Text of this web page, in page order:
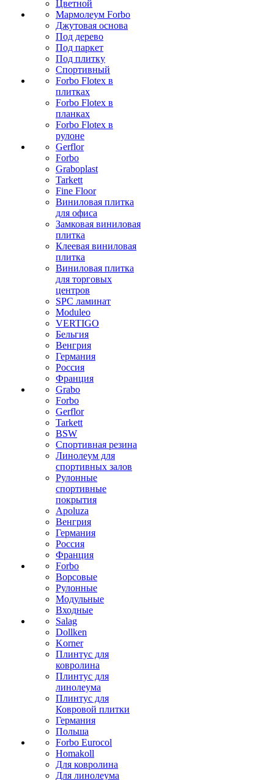
Цветной
Мармолеум Forbo
Джутовая основа
Под дерево
Под паркет
Под плитку
Спортивный
Forbo Flotex в
плитках
Forbo Flotex в
планках
Forbo Flotex в
рулоне
Gerflor
Forbo
Graboplast
Tarkett
Fine Floor
Виниловая плитка
для офиса
Замковая виниловая
плитка
Клеевая виниловая
плитка
Виниловая плитка
для торговых
центров
SPC ламинат
Moduleo
VERTIGO
Бельгия
Венгрия
Германия
Россия
Франция
Grabo
Forbo
Gerflor
Tarkett
BSW
Спортивная резина
Линолеум для
спортивных залов
Рулонные
спортивные
покрытия
Apoluza
Венгрия
Германия
Россия
Франция
Forbo
Ворсовые
Рулонные
Модульные
Входные
Salag
Dollken
Korner
Плинтус для
ковролина
Плинтус для
линолеума
Плинтус для
Ковровой плитки
Германия
Польша
Forbo Eurocol
Homakoll
Для ковролина
Для линолеума